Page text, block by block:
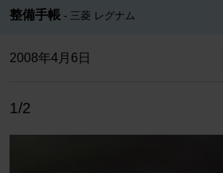
整備手帳 三菱 レグナム
2008年4月6日
1/2